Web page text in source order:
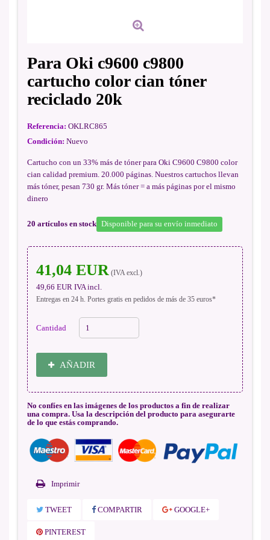
Para Oki c9600 c9800
cartucho color cian tóner
reciclado 20k
Referencia: OKLRC865
Condición: Nuevo
Cartucho con un 33% más de tóner para Oki C9600 C9800 color
cian calidad premium. 20.000 páginas. Nuestros cartuchos llevan
más tóner, pesan 730 gr. Más tóner = a más páginas por el mismo
dinero
20 artículos en stock Disponible para su envío inmediato
41,04 EUR (IVA excl.)
49,66 EUR IVA incl.
Entregas en 24 h. Portes gratis en pedidos de más de 35 euros*
Cantidad
AÑADIR
No confíes en las imágenes de los productos a fin de realizar
una compra. Usa la descripción del producto para asegurarte
de lo que estás comprando.
Imprimir
TWEET COMPARTIR GOOGLE+
PINTEREST